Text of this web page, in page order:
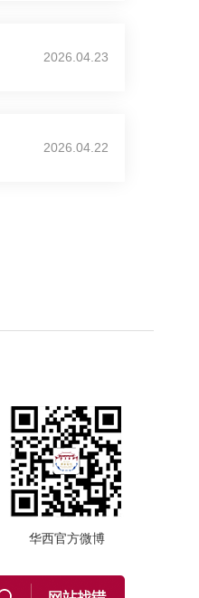
2026.04.23
2026.04.22
华西官方微博